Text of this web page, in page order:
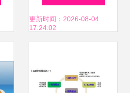
食品安全、公共卫
更新时间：2026-08-04
17:24:02